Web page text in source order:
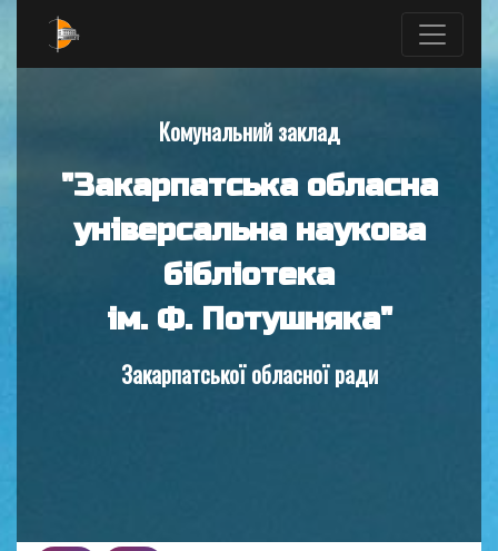
Комунальний заклад
"Закарпатська обласна
універсальна наукова
бібліотека
ім. Ф. Потушняка"
Закарпатської обласної ради